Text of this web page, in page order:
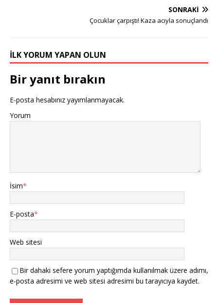
SONRAKI
Çocuklar çarpıştı! Kaza acıyla sonuçlandı
İLK YORUM YAPAN OLUN
Bir yanıt bırakın
E-posta hesabınız yayımlanmayacak.
Yorum
İsim*
E-posta*
Web sitesi
Bir dahaki sefere yorum yaptığımda kullanılmak üzere adımı,
e-posta adresimi ve web sitesi adresimi bu tarayıcıya kaydet.